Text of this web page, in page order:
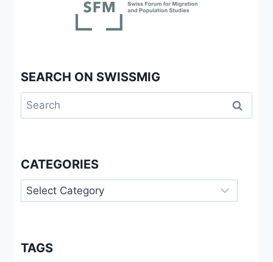
SEARCH ON SWISSMIG
Search
for:
CATEGORIES
Categories
TAGS